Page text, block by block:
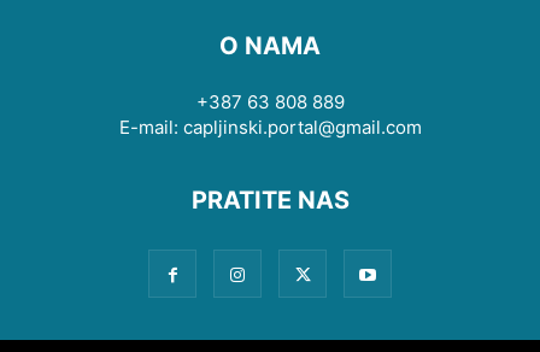
O NAMA
+387 63 808 889
E-mail: capljinski.portal@gmail.com
PRATITE NAS